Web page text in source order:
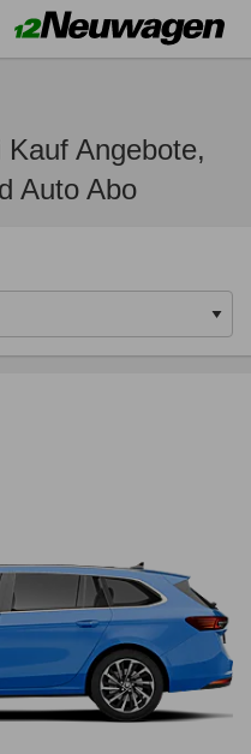
Angebote,
Auto Abo